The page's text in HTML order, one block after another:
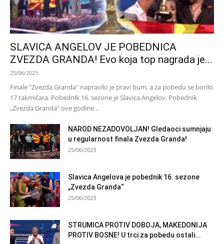
SLAVICA ANGELOV JE POBEDNICA
ZVEZDA GRANDA! Evo koja top nagrada je...
25/06/2023
Finale "Zvezda Granda" napravilo je pravi bum, a za pobedu se borilo
17 takmičara. Pobednik 16. sezone je Slavica Angelov. Pobednik
„Zvezda Granda“ ove godine...
NAROD NEZADOVOLJAN! Gledaoci sumnjaju
u regularnost finala Zvezda Granda!
25/06/2023
Slavica Angelova je pobednik 16. sezone
„Zvezda Granda“
25/06/2023
STRUMICA PROTIV DOBOJA, MAKEDONIJA
PROTIV BOSNE! U trci za pobedu ostali...